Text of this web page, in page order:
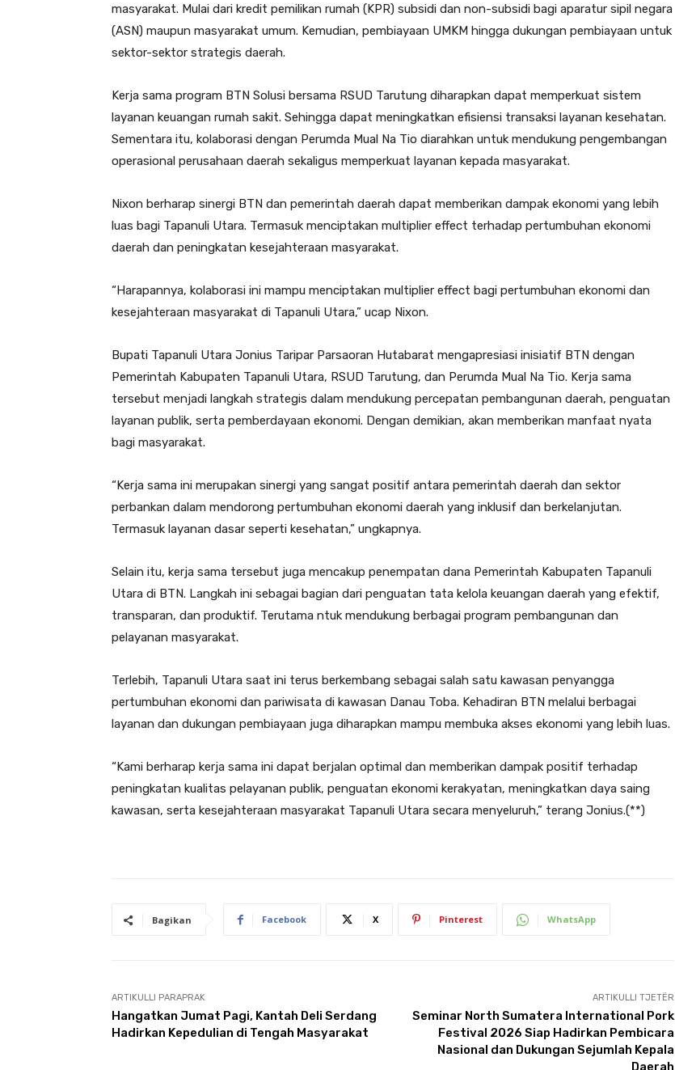
masyarakat. Mulai dari kredit pemilikan rumah (KPR) subsidi dan non-subsidi bagi aparatur sipil negara
(ASN) maupun masyarakat umum. Kemudian, pembiayaan UMKM hingga dukungan pembiayaan untuk
sektor-sektor strategis daerah.
Kerja sama program BTN Solusi bersama RSUD Tarutung diharapkan dapat memperkuat sistem
layanan keuangan rumah sakit. Sehingga dapat meningkatkan efisiensi transaksi layanan kesehatan.
Sementara itu, kolaborasi dengan Perumda Mual Na Tio diarahkan untuk mendukung pengembangan
operasional perusahaan daerah sekaligus memperkuat layanan kepada masyarakat.
Nixon berharap sinergi BTN dan pemerintah daerah dapat memberikan dampak ekonomi yang lebih
luas bagi Tapanuli Utara. Termasuk menciptakan multiplier effect terhadap pertumbuhan ekonomi
daerah dan peningkatan kesejahteraan masyarakat.
“Harapannya, kolaborasi ini mampu menciptakan multiplier effect bagi pertumbuhan ekonomi dan
kesejahteraan masyarakat di Tapanuli Utara,” ucap Nixon.
Bupati Tapanuli Utara Jonius Taripar Parsaoran Hutabarat mengapresiasi inisiatif BTN dengan
Pemerintah Kabupaten Tapanuli Utara, RSUD Tarutung, dan Perumda Mual Na Tio. Kerja sama
tersebut menjadi langkah strategis dalam mendukung percepatan pembangunan daerah, penguatan
layanan publik, serta pemberdayaan ekonomi. Dengan demikian, akan memberikan manfaat nyata
bagi masyarakat.
“Kerja sama ini merupakan sinergi yang sangat positif antara pemerintah daerah dan sektor
perbankan dalam mendorong pertumbuhan ekonomi daerah yang inklusif dan berkelanjutan.
Termasuk layanan dasar seperti kesehatan,” ungkapnya.
Selain itu, kerja sama tersebut juga mencakup penempatan dana Pemerintah Kabupaten Tapanuli
Utara di BTN. Langkah ini sebagai bagian dari penguatan tata kelola keuangan daerah yang efektif,
transparan, dan produktif. Terutama ntuk mendukung berbagai program pembangunan dan
pelayanan masyarakat.
Terlebih, Tapanuli Utara saat ini terus berkembang sebagai salah satu kawasan penyangga
pertumbuhan ekonomi dan pariwisata di kawasan Danau Toba. Kehadiran BTN melalui berbagai
layanan dan dukungan pembiayaan juga diharapkan mampu membuka akses ekonomi yang lebih luas.
“Kami berharap kerja sama ini dapat berjalan optimal dan memberikan dampak positif terhadap
peningkatan kualitas pelayanan publik, penguatan ekonomi kerakyatan, meningkatkan daya saing
kawasan, serta kesejahteraan masyarakat Tapanuli Utara secara menyeluruh,” terang Jonius.(**)
Bagikan Facebook X Pinterest WhatsApp
ARTIKULLI PARAPRAK
Hangatkan Jumat Pagi, Kantah Deli Serdang
Hadirkan Kepedulian di Tengah Masyarakat
ARTIKULLI TJETËR
Seminar North Sumatera International Pork
Festival 2026 Siap Hadirkan Pembicara
Nasional dan Dukungan Sejumlah Kepala
Daerah